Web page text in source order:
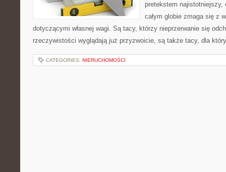
pretekstem najistotniejszy,
całym globie zmaga się z
dotyczącymi własnej wagi. Są tacy, którzy nieprzerwanie się
rzeczywistości wyglądają już przyzwoicie, są także tacy, dla
CATEGORIES: NIERUCHOMOŚCI